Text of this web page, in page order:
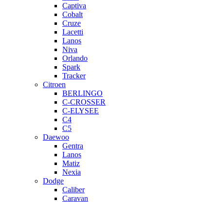
Captiva
Cobalt
Cruze
Lacetti
Lanos
Niva
Orlando
Spark
Tracker
Citroen
BERLINGO
C-CROSSER
C-ELYSEE
C4
C5
Daewoo
Gentra
Lanos
Matiz
Nexia
Dodge
Caliber
Caravan